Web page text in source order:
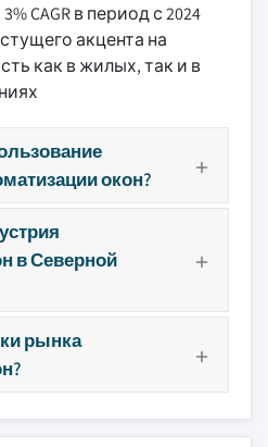
CAGR в период с 2024
акцента на
как в жилых, так и в
окон?
в Северной
рынка